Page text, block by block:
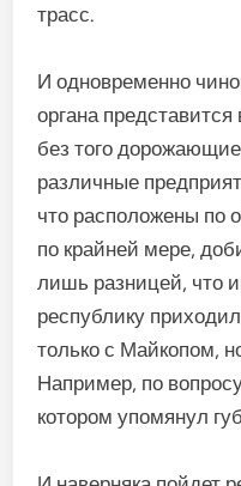
трасс.
И одновременно
органа
без того
различные
что расположены по
по крайней мере,
лишь разницей, что
республику
только с Майкопом,
Например, по
котором упомянул